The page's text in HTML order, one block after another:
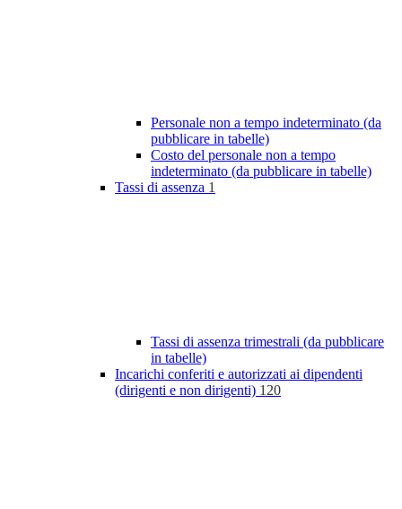
Personale non a tempo indeterminato (da
pubblicare in tabelle)
Costo del personale non a tempo
indeterminato (da pubblicare in tabelle)
Tassi di assenza 1
Tassi di assenza trimestrali (da pubblicare
in tabelle)
Incarichi conferiti e autorizzati ai dipendenti
(dirigenti e non dirigenti) 120